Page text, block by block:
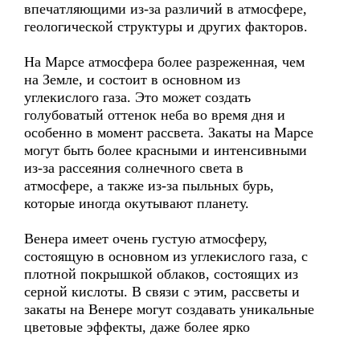
впечатляющими из-за различий в атмосфере,
геологической структуры и других факторов.
На Марсе атмосфера более разреженная, чем
на Земле, и состоит в основном из
углекислого газа. Это может создать
голубоватый оттенок неба во время дня и
особенно в момент рассвета. Закаты на Марсе
могут быть более красными и интенсивными
из-за рассеяния солнечного света в
атмосфере, а также из-за пыльных бурь,
которые иногда окутывают планету.
Венера имеет очень густую атмосферу,
состоящую в основном из углекислого газа, с
плотной покрышкой облаков, состоящих из
серной кислоты. В связи с этим, рассветы и
закаты на Венере могут создавать уникальные
цветовые эффекты, даже более ярко